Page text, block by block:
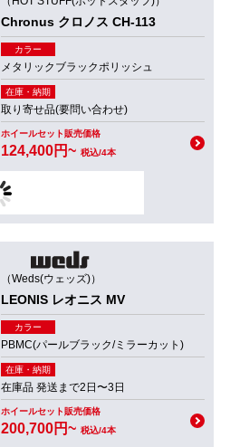
Chronus クロノス CH-113
カラー
メタリックブラックポリッシュ
在庫・納期
取り寄せ品(要問い合わせ)
ホイールセット販売価格
124,400円~ 税込/4本
（Weds(ウェッズ)）
LEONIS レオニス MV
カラー
PBMC(パールブラック/ミラーカット)
在庫・納期
在庫品 発送まで2日〜3日
ホイールセット販売価格
200,700円~ 税込/4本